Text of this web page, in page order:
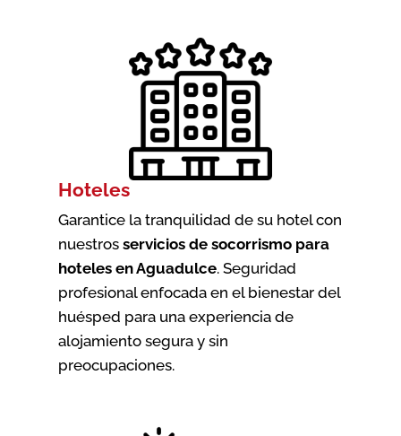
Hoteles
Garantice la tranquilidad de su hotel con
nuestros servicios de socorrismo para
hoteles en Aguadulce. Seguridad
profesional enfocada en el bienestar del
huésped para una experiencia de
alojamiento segura y sin
preocupaciones.